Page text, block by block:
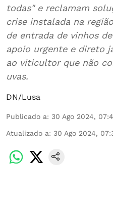
todas" e reclamam
crise instalada na
de entrada de vinhos
apoio urgente e direto
ao viticultor que não
uvas.
DN/Lusa
Publicado a: 30 Ago 2024,
Atualizado a: 30 Ago 2024,